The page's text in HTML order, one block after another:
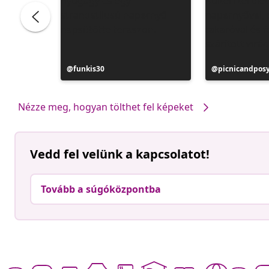
Bejegyzés
közzétevője
funkis30
Bejegyzés
közzétevője
Nézze meg, hogyan tölthet fel képeket
Vedd fel velünk a kapcsolatot!
Tovább a súgóközpontba